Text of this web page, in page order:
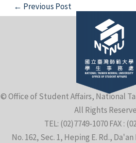
Post
navigation
← Previous Post
© Office of Student Affairs, National
All Rights
TEL: (02)7749-1070 FAX :
No. 162, Sec. 1, Heping E. Rd.,